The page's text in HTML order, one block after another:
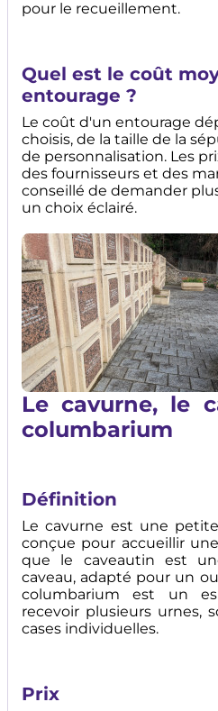
pour le recueillement.
Quel est le coût
entourage ?
Le coût d'un entourage
choisis, de la taille de la
de personnalisation. Les
des fournisseurs et des
conseillé de demander
un choix éclairé.
Le cavurne, le
columbarium
Définition
Le cavurne est une
conçue pour accueillir
que le caveautin est
caveau, adapté pour un
columbarium est un
recevoir plusieurs urnes,
cases individuelles.
Prix
Image